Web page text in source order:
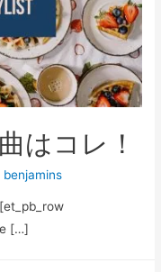
はコレ！
benjamins
[…]